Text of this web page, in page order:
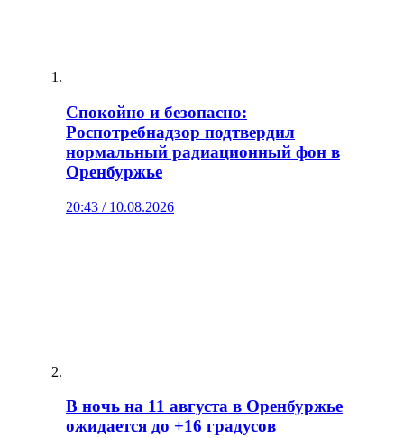
Спокойно и безопасно:
Роспотребнадзор подтвердил
нормальный радиационный фон в
Оренбуржье
20:43 / 10.08.2026
В ночь на 11 августа в Оренбуржье
ожидается до +16 градусов